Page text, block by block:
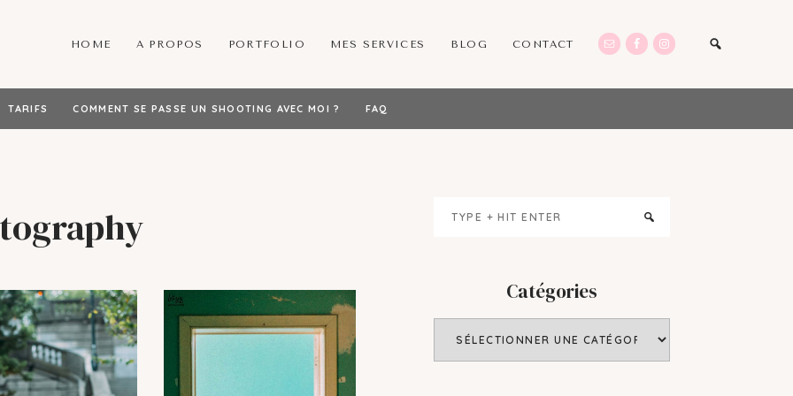
HOME A PROPOS PORTFOLIO MES SERVICES BLOG CONTACT
TARIFS COMMENT SE PASSE UN SHOOTING AVEC MOI ? FAQ
Catégories
Catégories